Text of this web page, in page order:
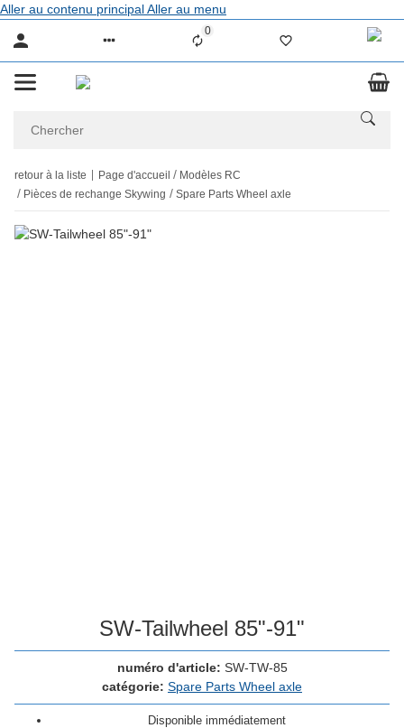
Aller au contenu principalAller au menu
0Liste ist leer
retour à la liste Page d'accueil
Modèles RC
Pièces de rechange Skywing
Spare Parts Wheel axle
SW-Tailwheel 85"-91"
numéro d'article: SW-TW-85
catégorie: Spare Parts Wheel axle
Disponible immédiatement